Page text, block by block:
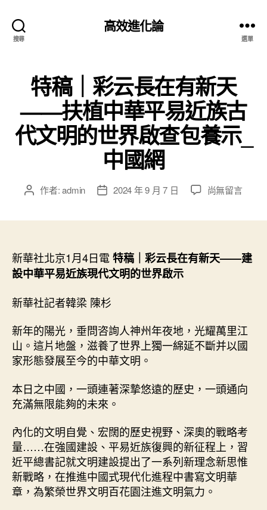
搜尋
高效進化論
選單
特稿｜彩云長在有新天
——扶植中華平易近族古
代文明的世界啟查包養示_
中國網
文 作者:admin
文
期
2024 年 9 月 7 日
在
云
——
扶
華
近
族
古
代
文
明
尚無留言
新華社北京1月4日電特稿｜彩云長在有新天——建
設中華平易近族現代文明的世界啟示
新華社記者韓梁 陳杉
新年的陽光，垂問咨詢人神州年夜地，光耀萬里江
山。這片地盤，滋養了世界上獨一綿延不斷并以國
家形態發展至今的中華文明。
本日之中國，一頭連著深摯悠遠的歷史，一頭通向
充滿無限能夠的未來。
內化的文明自覺、宏闊的歷史視野、深奧的戰略考
量……在強國建設、平易近族復興的新征程上，習
近平總書記就文明建設提出了一系列新理念新思惟
新戰略，在推進中國式現代化進程中書寫文明華
章，為繁榮世界文明百花園注進文明氣力。